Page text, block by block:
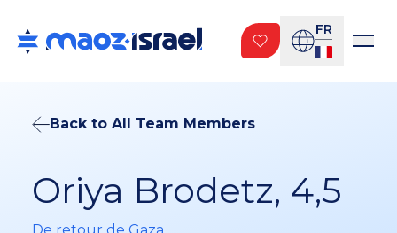
FR
Back to All Team Members
Oriya Brodetz, 4,5
De retour de Gaza